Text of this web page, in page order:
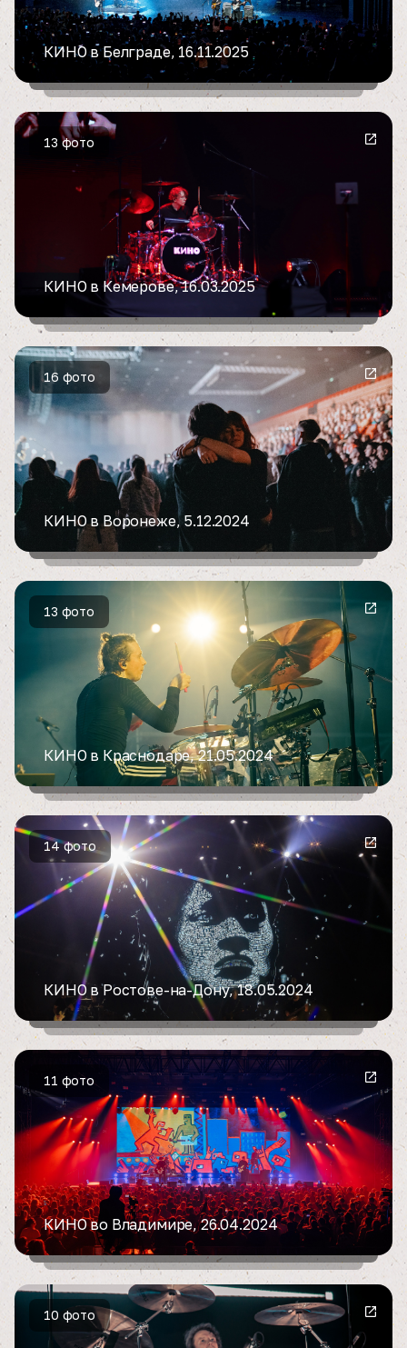
КИНО в Белграде, 16.11.2025
КИНО в Кемерове, 16.03.2025
13 фото
КИНО в Воронеже, 5.12.2024
16 фото
КИНО в Краснодаре, 21.05.2024
13 фото
КИНО в Ростове-на-Дону, 18.05.2024
14 фото
КИНО во Владимире, 26.04.2024
11 фото
10 фото